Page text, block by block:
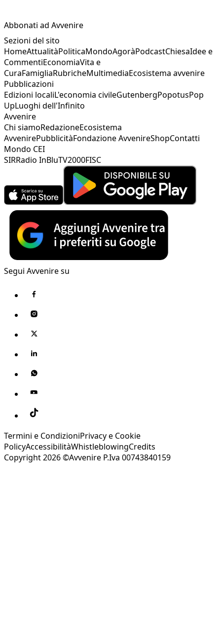
Abbonati ad Avvenire
Sezioni del sito
HomeAttualitàPoliticaMondoAgoràPodcastChiesaIdee e
CommentiEconomiaVita e
CuraFamigliaRubricheMultimediaEcosistema avvenire
Pubblicazioni
Edizioni localiL'economia civileGutenbergPopotusPop
UpLuoghi dell'Infinito
Avvenire
Chi siamoRedazioneEcosistema
AvvenirePubblicitàFondazione AvvenireShopContatti
Mondo CEI
SIRRadio InBluTV2000FISC
Segui Avvenire su
Termini e CondizioniPrivacy e Cookie
PolicyAccessibilitàWhistleblowingCredits
Copyright 2026 ©Avvenire P.Iva 00743840159